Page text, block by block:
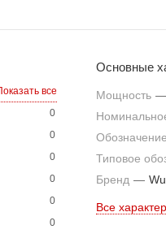
все
0
0
0
0
0
0
Основные
Мощность —
Типовое
Бренд —
Все